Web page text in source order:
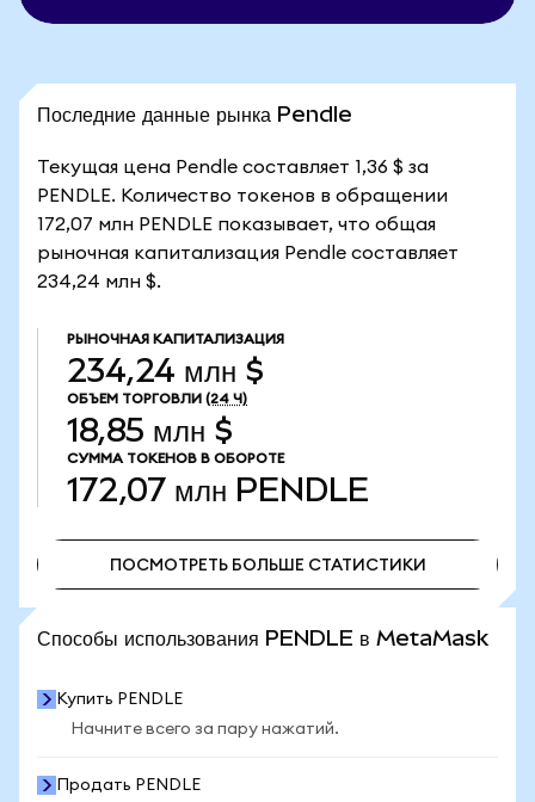
Последние данные рынка Pendle
Текущая цена Pendle составляет 1,36 $ за
PENDLE. Количество токенов в обращении
172,07 млн PENDLE показывает, что общая
рыночная капитализация Pendle составляет
234,24 млн $.
РЫНОЧНАЯ КАПИТАЛИЗАЦИЯ
234,24 млн $
ОБЪЕМ ТОРГОВЛИ (24 Ч)
18,85 млн $
СУММА ТОКЕНОВ В ОБОРОТЕ
172,07 млн PENDLE
ПОСМОТРЕТЬ БОЛЬШЕ СТАТИСТИКИ
Способы использования PENDLE в MetaMask
Купить PENDLE
Начните всего за пару нажатий.
Продать PENDLE